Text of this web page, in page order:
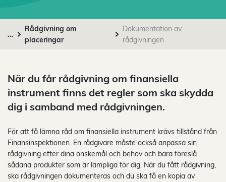
...
Rådgivning om
placeringar
Dokumentation av
rådgivningen
När du får rådgivning om finansiella
instrument finns det regler som ska skydda
dig i samband med rådgivningen.
För att få lämna råd om finansiella instrument krävs tillstånd från
Finansinspektionen. En rådgivare måste också anpassa sin
rådgivning efter dina önskemål och behov och bara föreslå
sådana produkter som är lämpliga för dig. När du fått rådgivning,
ska rådgivningen dokumenteras och du ska få en kopia av